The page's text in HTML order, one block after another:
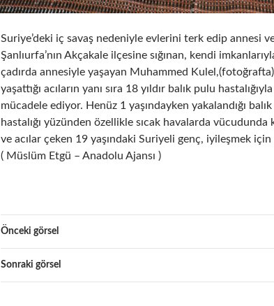
Suriye’deki iç savaş nedeniyle evlerini terk edip annesi
Şanlıurfa’nın Akçakale ilçesine sığınan, kendi
çadırda annesiyle yaşayan Muhammed Kulel,(fotoğrafta)
yaşattığı acıların yanı sıra 18 yıldır balık pulu
mücadele ediyor. Henüz 1 yaşındayken yakalandığı
hastalığı yüzünden özellikle sıcak havalarda vücudunda
ve acılar çeken 19 yaşındaki Suriyeli genç, iyileşmek
( Müslüm Etgü – Anadolu Ajansı )
Önceki görsel
Sonraki görsel